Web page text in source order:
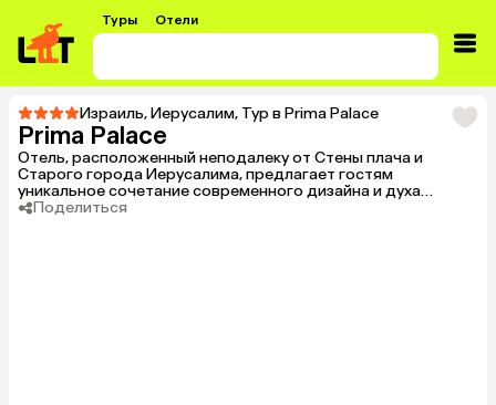
Туры Отели
Израиль,Иерусалим, Тур в Prima Palace
Prima Palace
Отель, расположенный неподалеку от Стены плача и
Старого города Иерусалима, предлагает гостям
уникальное сочетание современного дизайна и духа
традиций. Для религиозных гостей предусмотрено
Поделиться